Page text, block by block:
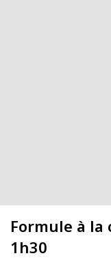
Formule à la
1h30